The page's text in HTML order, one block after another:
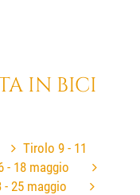
IN BICI
Tirolo 9 - 11
- 18 maggio
25 maggio